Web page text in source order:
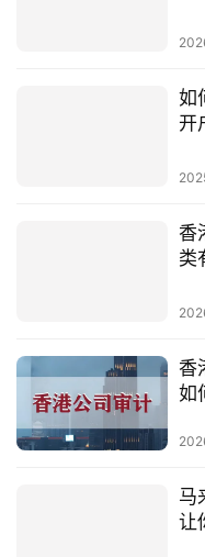
如
开
香
类
香
如
马
让